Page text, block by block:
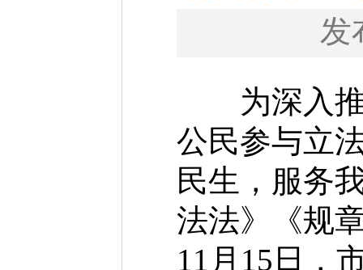
发
为深入推
公民参与立
民生，服务
法法》《规
11月15日，